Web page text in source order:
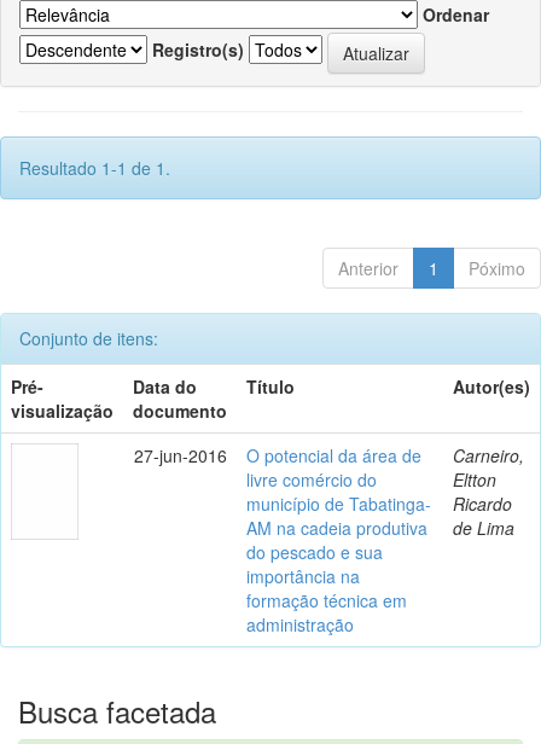
Ordenar
Registro(s)
Resultado 1-1 de 1.
Anterior 1 Póximo
Conjunto de itens:
Pré-
visualização
Data do
documento
Título Autor(es)
27-jun-2016
O potencial da área de
livre comércio do
município de Tabatinga-
AM na cadeia produtiva
do pescado e sua
importância na
formação técnica em
administração
Carneiro,
Eltton
Ricardo
de Lima
Busca facetada